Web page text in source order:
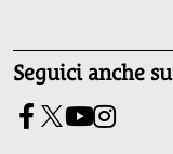
Seguici anche su